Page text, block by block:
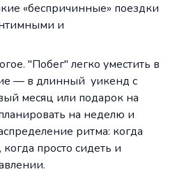
«беспричинные» поездки
и
"Побег" легко уместить в
— в длинный уикенд с
месяц или подарок на
на неделю и
ритма: когда
когда просто сидеть и